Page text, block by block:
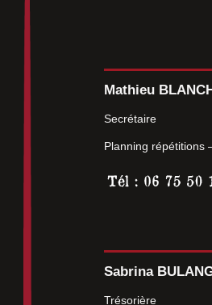
Mathieu
Secrétaire
Planning répétitions
Sabrina
Trésorière